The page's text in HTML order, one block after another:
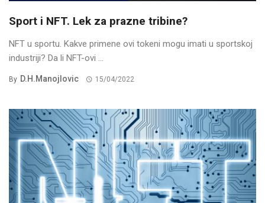
Sport i NFT. Lek za prazne tribine?
NFT u sportu. Kakve primene ovi tokeni mogu imati u sportskoj
industriji? Da li NFT-ovi ...
By D.H.Manojlovic 15/04/2022